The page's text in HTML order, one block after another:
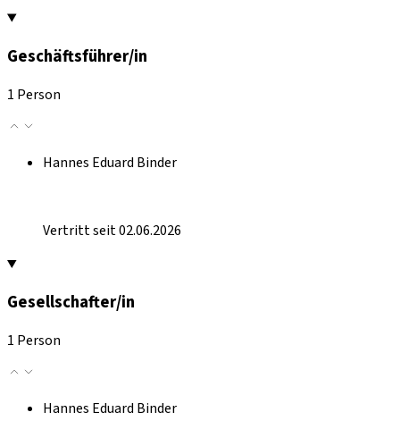
Geschäftsführer/in
1 Person
Hannes Eduard Binder
Vertritt seit 02.06.2026
Gesellschafter/in
1 Person
Hannes Eduard Binder